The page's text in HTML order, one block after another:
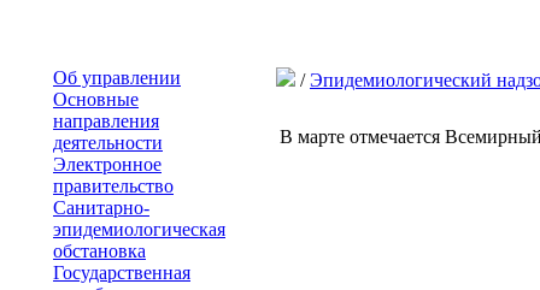
Об управлении
Основные
направления
деятельности
Электронное
правительство
Санитарно-
эпидемиологическая
обстановка
Государственная
/Эпидемиологический
В марте отмечается